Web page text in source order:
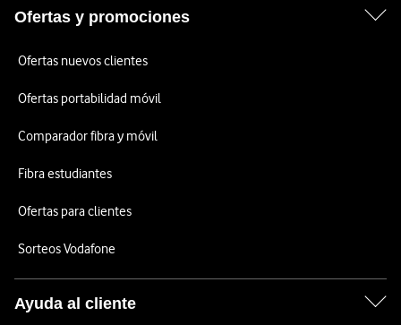
Ofertas y promociones
Ofertas nuevos clientes
Ofertas portabilidad móvil
Comparador fibra y móvil
Fibra estudiantes
Ofertas para clientes
Sorteos Vodafone
Ayuda al cliente